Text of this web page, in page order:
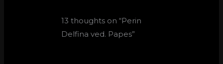
13 thoughts on “Perin
Delfina ved. Papes”